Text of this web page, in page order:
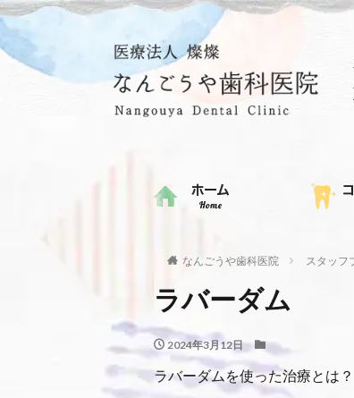
なんごうや歯科医院 スタッフ
ラバーダム
2024年3月12日
ラバーダムを使った治療とは？